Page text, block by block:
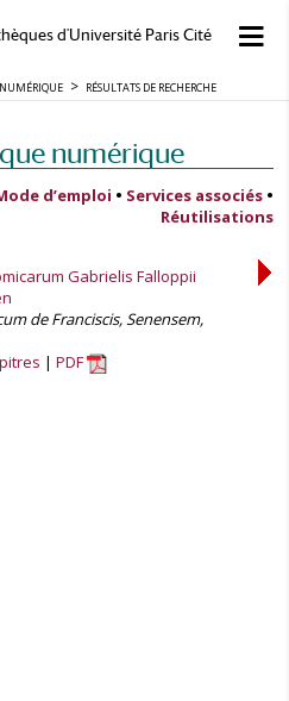
d'Université Paris Cité
RÉSULTATS DE RECHERCHE
numérique
d’emploi • Services associés •
Réutilisations
Gabrielis Falloppii
de Franciscis, Senensem,
PDF